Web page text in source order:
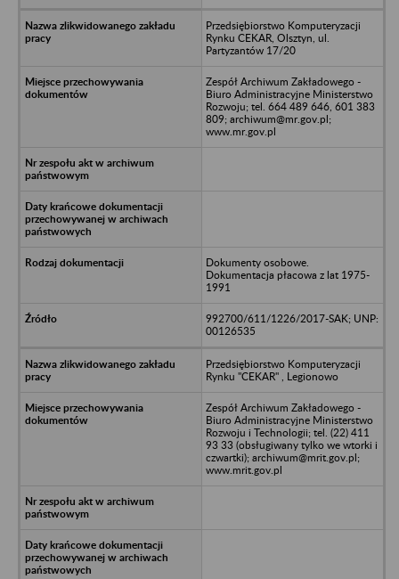
Przedsiębiorstwo Komputeryzacji
Rynku CEKAR, Olsztyn, ul.
Partyzantów 17/20
Zespół Archiwum Zakładowego -
Biuro Administracyjne Ministerstwo
Rozwoju; tel. 664 489 646, 601 383
809; archiwum@mr.gov.pl;
www.mr.gov.pl
Dokumenty osobowe.
Dokumentacja płacowa z lat 1975-
1991
992700/611/1226/2017-SAK; UNP:
00126535
Przedsiębiorstwo Komputeryzacji
Rynku "CEKAR" , Legionowo
Zespół Archiwum Zakładowego -
Biuro Administracyjne Ministerstwo
Rozwoju i Technologii; tel. (22) 411
93 33 (obsługiwany tylko we wtorki i
czwartki); archiwum@mrit.gov.pl;
www.mrit.gov.pl